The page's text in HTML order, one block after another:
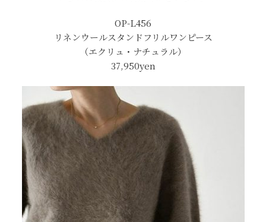
OP-L456
リネンウールスタンドフリルワンピース
（エクリュ・ナチュラル）
37,950yen